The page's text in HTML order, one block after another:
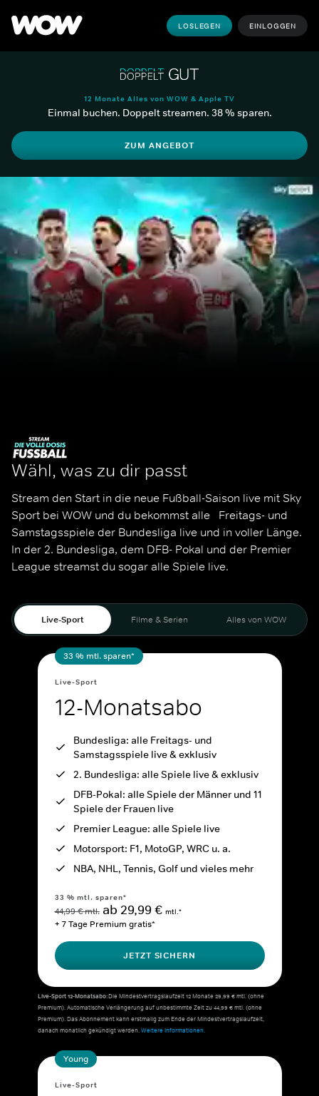
LOSLEGEN EINLOGGEN
12 Monate Alles von WOW & Apple TV
Einmal buchen. Doppelt streamen. 38 % sparen.
ZUM ANGEBOT
Wähl, was zu dir passt
Stream den Start in die neue Fußball-Saison live mit Sky
Sport bei WOW und du bekommst alle   Freitags- und
Samstagsspiele der Bundesliga live und in voller Länge.
In der 2. Bundesliga, dem DFB- Pokal und der Premier
League streamst du sogar alle Spiele live.
Live-Sport Filme & Serien Alles von WOW
33 % mtl. sparen*
Live-Sport
12-Monatsabo
Bundesliga: alle Freitags- und
Samstagsspiele live & exklusiv
2. Bundesliga: alle Spiele live & exklusiv
DFB-Pokal: alle Spiele der Männer und 11
Spiele der Frauen live
Premier League: alle Spiele live
Motorsport: F1, MotoGP, WRC u. a.
NBA, NHL, Tennis, Golf und vieles mehr
33 % mtl. sparen*
44,99 € mtl. ab 29,99 € mtl.*
+ 7 Tage Premium gratis*
JETZT SICHERN
Live-Sport 12-Monatsabo:Die Mindestvertragslaufzeit 12 Monate 29,99 € mtl. (ohne
Premium). Automatische Verlängerung auf unbestimmte Zeit zu 44,99 € mtl. (ohne
Premium). Das Abonnement kann erstmalig zum Ende der Mindestvertragslaufzeit,
danach monatlich gekündigt werden.Weitere Informationen.
Young
Live-Sport